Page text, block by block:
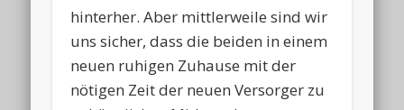
hinterher. Aber mittlerweile sind wir
uns sicher, dass die beiden in einem
neuen ruhigen Zuhause mit der
nötigen Zeit der neuen Versorger zu